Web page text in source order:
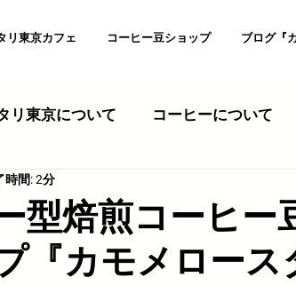
リ東京カフェ コーヒー豆ショップ ブログ『
リ東京について コーヒーについて
シピ
ェ ギャラリー 展示 コーヒ
型焙煎コーヒー
『カモメロー
時間: 2分